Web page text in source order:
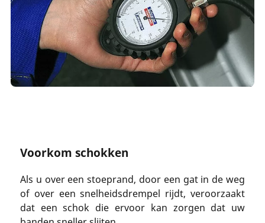
Voorkom schokken
Als u over een stoeprand, door een gat in de weg
of over een snelheidsdrempel rijdt, veroorzaakt
dat een schok die ervoor kan zorgen dat uw